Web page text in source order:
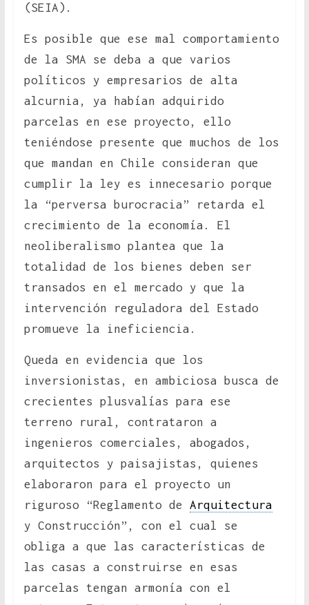
(SEIA).
Es posible que ese mal comportamiento
de la SMA se deba a que varios
políticos y empresarios de alta
alcurnia, ya habían adquirido
parcelas en ese proyecto, ello
teniéndose presente que muchos de los
que mandan en Chile consideran que
cumplir la ley es innecesario porque
la “perversa burocracia” retarda el
crecimiento de la economía. El
neoliberalismo plantea que la
totalidad de los bienes deben ser
transados en el mercado y que la
intervención reguladora del Estado
promueve la ineficiencia.
Queda en evidencia que los
inversionistas, en ambiciosa busca de
crecientes plusvalías para ese
terreno rural, contrataron a
ingenieros comerciales, abogados,
arquitectos y paisajistas, quienes
elaboraron para el proyecto un
riguroso “Reglamento de Arquitectura
y Construcción”, con el cual se
obliga a que las características de
las casas a construirse en esas
parcelas tengan armonía con el